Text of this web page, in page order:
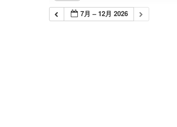
7月 – 12月 2026